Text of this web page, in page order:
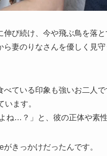
び続け、今や飛ぶ鳥を落と
妻のりなさんを優しく見
ている印象も強いお二人
います。
ね…？」と、彼の正体や素
きっかけだったんです。